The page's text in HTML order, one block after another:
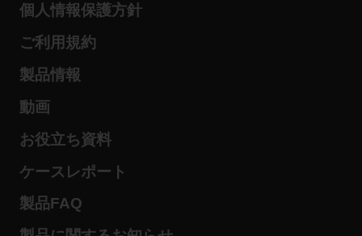
個人情報保護方針
ご利用規約
製品情報
動画
お役立ち資料
ケースレポート
製品FAQ